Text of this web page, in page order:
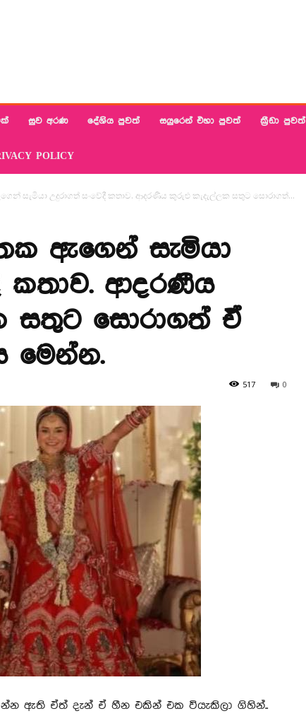
සුව අරණ දේශිය පුවත් සයුරෙන් එහා පුවත් ක්‍රීඩා පුවත්
POLICY
සැමියා උදුරාගත් සංවේදී කතාව. ආදරණීය කුරුළු කැදැල්ලක සතුට සොරාගත්...
ඇගෙන් සැමියා
කතාව. ආදරණීය
සතුට සොරාගත් ඒ
මෙන්න.
0
517
ඇති ඒත් දැන් ඒ හීන එකින් එක වියැකිලා ගිහින්..